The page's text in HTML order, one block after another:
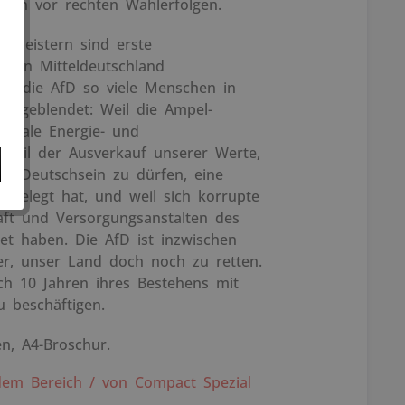
vor rechten Wahlerfolgen.
sind erste
in Mitteldeutschland
die AfD so viele Menschen in
Weil die Ampel-
Energie- und
der Ausverkauf unserer Werte,
Deutschsein zu dürfen, eine
hat, und weil sich korrupte
und Versorgungsanstalten des
haben. Die AfD ist inzwischen
unser Land doch noch zu retten.
10 Jahren ihres Bestehens mit
A4-Broschur.
Bereich / von Compact Spezial